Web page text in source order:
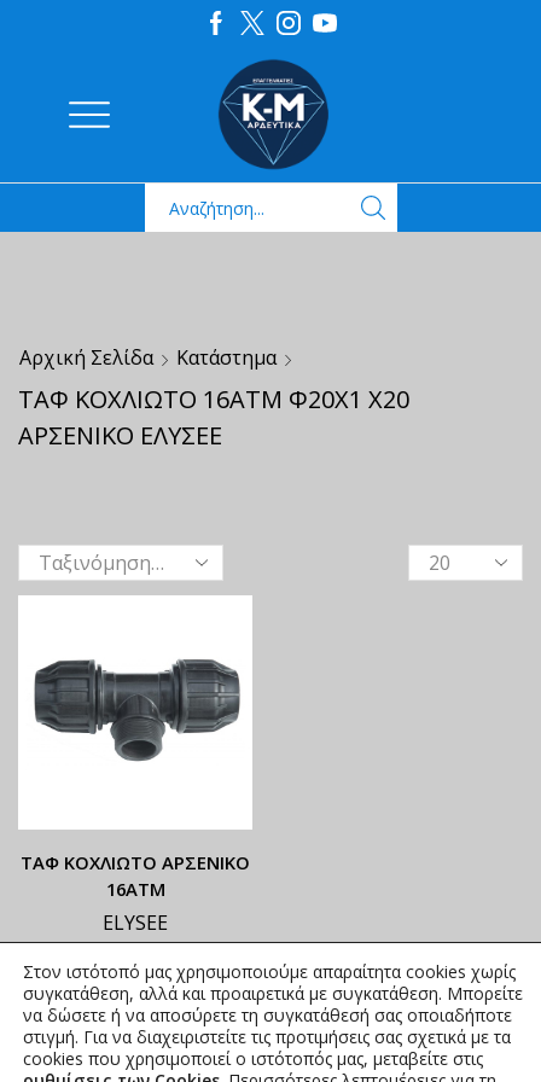
Αρχική Σελίδα Κατάστημα
ΤΑΦ ΚΟΧΛΙΩΤΟ 16ΑΤΜ Φ20Χ1 Χ20
ΑΡΣΕΝΙΚΟ ΕΛΥΣΕΕ
ΤΑΦ ΚΟΧΛΙΩΤΟ ΑΡΣΕΝΙΚΟ
16ΑΤΜ
ELYSEE
ΑΝΑΓΡΑΦΟΝΤΑΙ ΣΤΟ
ΑΝΗΡΤΗΜΕΝΟ PDF
2,72€–64,52€ συμπ. Φ.Π.Α.
Στον ιστότοπό μας χρησιμοποιούμε απαραίτητα cookies χωρίς
συγκατάθεση, αλλά και προαιρετικά με συγκατάθεση. Μπορείτε
να δώσετε ή να αποσύρετε τη συγκατάθεσή σας οποιαδήποτε
στιγμή. Για να διαχειριστείτε τις προτιμήσεις σας σχετικά με τα
cookies που χρησιμοποιεί ο ιστότοπός μας, μεταβείτε στις